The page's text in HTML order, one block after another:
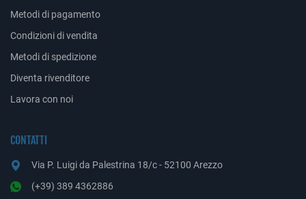
Metodi di pagamento
Condizioni di vendita
Metodi di spedizione
Diventa rivenditore
Lavora con noi
CONTATTI
Via P. Luigi da Palestrina 18/c - 52100 Arezzo
(+39) 389 4362886